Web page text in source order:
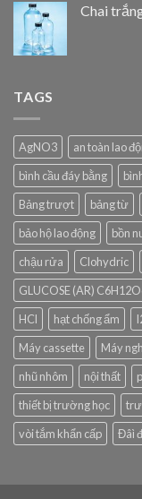
Chai
TAGS
AgNO3 an toàn lao
bình cầu đáy bằng
Bảng trượt
bảng từ
bảo hộ lao động
bồn
chậu rửa
Clohydric
GLUCOSE (AR)
HCl
hạt chống ẩm
Máy cassette
Máy
nhũ nhôm
nội thất
thiết bị trường học
vòi tắm khẩn cấp
Đâì